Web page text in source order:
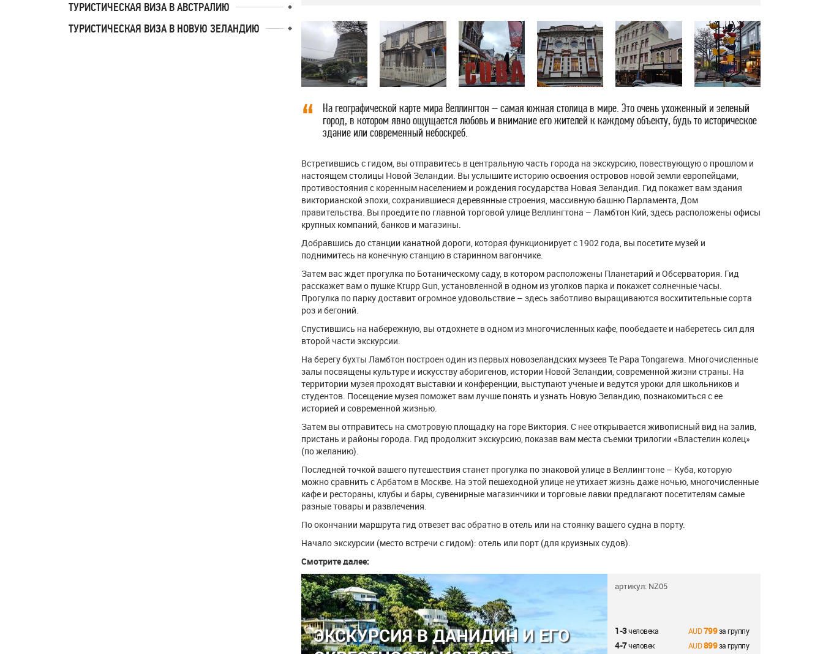
ТУРИСТИЧЕСКАЯ ВИЗА В АВСТРАЛИЮ
ТУРИСТИЧЕСКАЯ ВИЗА В НОВУЮ ЗЕЛАНДИЮ
На географической карте мира Веллингтон – самая южная столица в мире. Это очень ухоженный и зеленый
город, в котором явно ощущается любовь и внимание его жителей к каждому объекту, будь то историческое
здание или современный небоскреб.
Встретившись с гидом, вы отправитесь в центральную часть города на экскурсию, повествующую о прошлом и
настоящем столицы Новой Зеландии. Вы услышите историю освоения островов новой земли европейцами,
противостояния с коренным населением и рождения государства Новая Зеландия. Гид покажет вам здания
викторианской эпохи, сохранившиеся деревянные строения, массивную башню Парламента, Дом
правительства. Вы проедите по главной торговой улице Веллингтона – Ламбтон Кий, здесь расположены офисы
крупных компаний, банков и магазины.
Добравшись до станции канатной дороги, которая функционирует с 1902 года, вы посетите музей и
поднимитесь на конечную станцию в старинном вагончике.
Затем вас ждет прогулка по Ботаническому саду, в котором расположены Планетарий и Обсерватория. Гид
расскажет вам о пушке Krupp Gun, установленной в одном из уголков парка и покажет солнечные часы.
Прогулка по парку доставит огромное удовольствие – здесь заботливо выращиваются восхитительные сорта
роз и бегоний.
Спустившись на набережную, вы отдохнете в одном из многочисленных кафе, пообедаете и наберетесь сил для
второй части экскурсии.
На берегу бухты Ламбтон построен один из первых новозеландских музеев Te Papa Tongarewa. Многочисленные
залы посвящены культуре и искусству аборигенов, истории Новой Зеландии, современной жизни страны. На
территории музея проходят выставки и конференции, выступают ученые и ведутся уроки для школьников и
студентов. Посещение музея поможет вам лучше понять и узнать Новую Зеландию, познакомиться с ее
историей и современной жизнью.
Затем вы отправитесь на смотровую площадку на горе Виктория. С нее открывается живописный вид на залив,
пристань и районы города. Гид продолжит экскурсию, показав вам места съемки трилогии «Властелин колец»
(по желанию).
Последней точкой вашего путешествия станет прогулка по знаковой улице в Веллингтоне – Куба, которую
можно сравнить с Арбатом в Москве. На этой пешеходной улице не утихает жизнь даже ночью, многочисленные
кафе и рестораны, клубы и бары, сувенирные магазинчики и торговые лавки предлагают посетителям самые
разные товары и развлечения.
По окончании маршрута гид отвезет вас обратно в отель или на стоянку вашего судна в порту.
Начало экскурсии (место встречи с гидом): отель или порт (для круизных судов).
Смотрите далее:
ЭКСКУРСИЯ В ДАНИДИН И ЕГО
артикул: NZ05
1-3человека 799за группу
4-7человек 899за группу